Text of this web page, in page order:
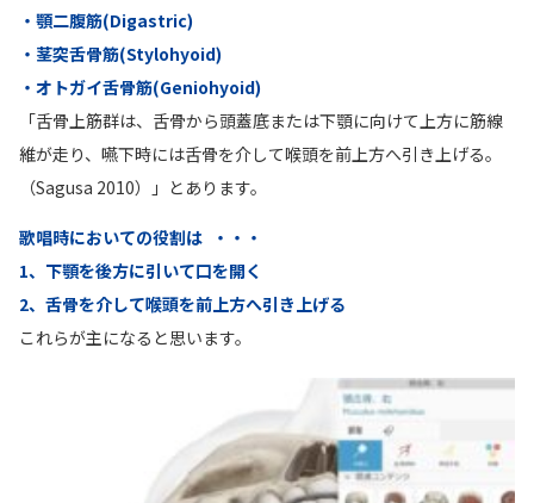
・顎二腹筋(Digastric)
・茎突舌骨筋(Stylohyoid)
・オトガイ舌骨筋(Geniohyoid)
「舌骨上筋群は、舌骨から頭蓋底または下顎に向けて上方に筋線
維が走り、嚥下時には舌骨を介して喉頭を前上方へ引き上げる。
（Sagusa 2010）」とあります。
歌唱時においての役割は ・・・
1、下顎を後方に引いて口を開く
2、舌骨を介して喉頭を前上方へ引き上げる
これらが主になると思います。